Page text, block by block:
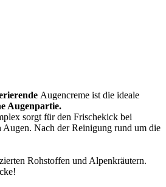
Augencreme ist die ideale
Augenpartie.
sorgt für den Frischekick bei
Augen. Nach der Reinigung rund um die
Rohstoffen und Alpenkräutern.